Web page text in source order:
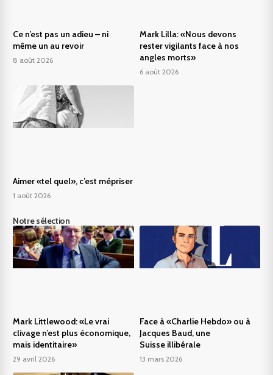
Ce n’est pas un adieu – ni
même un au revoir
8 août 2026
Mark Lilla: «Nous devons
rester vigilants face à nos
angles morts»
6 août 2026
Aimer «tel quel», c’est mépriser
1 août 2026
Notre sélection
Mark Littlewood: «Le vrai
clivage n’est plus économique,
mais identitaire»
29 avril 2026
Face à «Charlie Hebdo» ou à
Jacques Baud, une
Suisse illibérale
13 mars 2026